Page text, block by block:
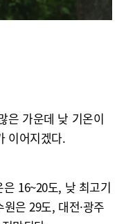
은 가운데 낮 기온이
이어지겠다.
16~20도, 낮 최고기
은 29도, 대전·광주